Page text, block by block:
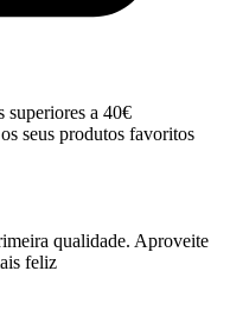
superiores a 40€
seus produtos favoritos
qualidade. Aproveite
feliz